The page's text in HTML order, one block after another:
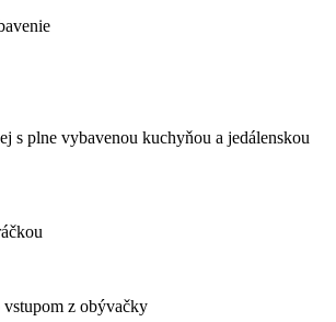
s plne vybavenou kuchyňou a jedálenskou
vstupom z obývačky